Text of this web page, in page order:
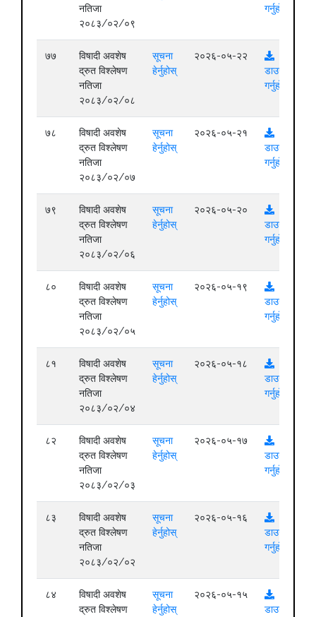
नतिजा
२०८३/०२/०९
गर्नुहोस्
७७
विषादी अवशेष
द्रुत विश्लेषण
नतिजा
२०८३/०२/०८
सूचना
हेर्नुहोस्
२०२६-०५-२२
डाउनलोड
गर्नुहोस्
७८
विषादी अवशेष
द्रुत विश्लेषण
नतिजा
२०८३/०२/०७
सूचना
हेर्नुहोस्
२०२६-०५-२१
डाउनलोड
गर्नुहोस्
७९
विषादी अवशेष
द्रुत विश्लेषण
नतिजा
२०८३/०२/०६
सूचना
हेर्नुहोस्
२०२६-०५-२०
डाउनलोड
गर्नुहोस्
८०
विषादी अवशेष
द्रुत विश्लेषण
नतिजा
२०८३/०२/०५
सूचना
हेर्नुहोस्
२०२६-०५-१९
डाउनलोड
गर्नुहोस्
८१
विषादी अवशेष
द्रुत विश्लेषण
नतिजा
२०८३/०२/०४
सूचना
हेर्नुहोस्
२०२६-०५-१८
डाउनलोड
गर्नुहोस्
८२
विषादी अवशेष
द्रुत विश्लेषण
नतिजा
२०८३/०२/०३
सूचना
हेर्नुहोस्
२०२६-०५-१७
डाउनलोड
गर्नुहोस्
८३
विषादी अवशेष
द्रुत विश्लेषण
नतिजा
२०८३/०२/०२
सूचना
हेर्नुहोस्
२०२६-०५-१६
डाउनलोड
गर्नुहोस्
८४
विषादी अवशेष
द्रुत विश्लेषण
सूचना
हेर्नुहोस्
२०२६-०५-१५
डाउनलोड